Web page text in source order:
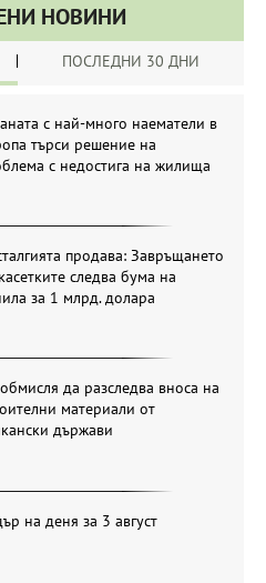
НОВИНИ
ПОСЛЕДНИ 30 ДНИ
с най-много наематели в
търси решение на
с недостига на жилища
продава: Завръщането
следва бума на
за 1 млрд. долара
да разследва вноса на
материали от
държави
на деня за 3 август